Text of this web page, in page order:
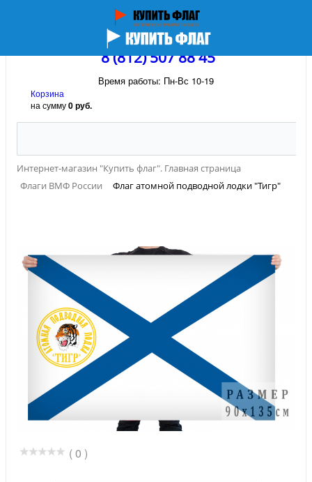
8 (812) 507 88 45
Время работы: Пн-Вс 10-19
Корзина
на сумму0 руб.
Интернет-магазин "Купить флаг". Главная страница
Флаги ВМФ России
Флаг атомной подводной лодки "Тигр"
( 0 )